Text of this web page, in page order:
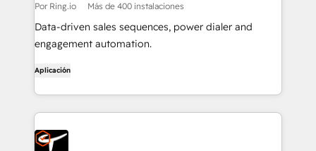
Por Ring.io Más de 400 instalaciones
Data-driven sales sequences, power dialer and
engagement automation.
Aplicación